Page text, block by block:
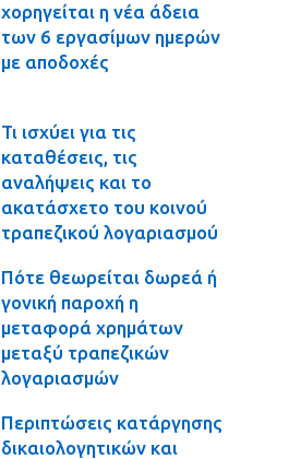
χορηγείται η νέα άδεια
των 6 εργασίμων ημερών
με αποδοχές
Τι ισχύει για τις
καταθέσεις, τις
αναλήψεις και το
ακατάσχετο του κοινού
τραπεζικού λογαριασμού
Πότε θεωρείται δωρεά ή
γονική παροχή η
μεταφορά χρημάτων
μεταξύ τραπεζικών
λογαριασμών
Περιπτώσεις κατάργησης
δικαιολογητικών και